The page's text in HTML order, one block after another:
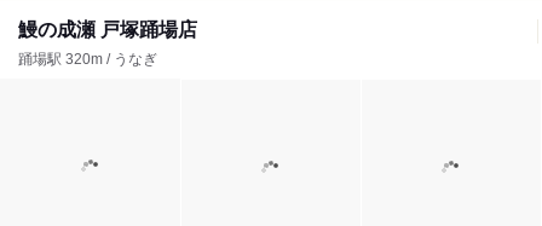
鰻の成瀬 戸塚踊場店
踊場駅 320m / うなぎ